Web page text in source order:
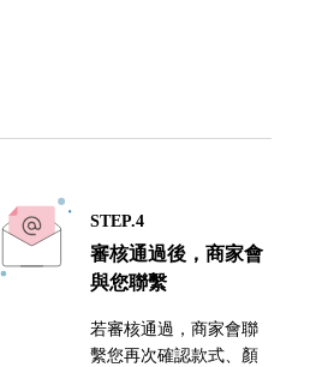
STEP.4
審核通過後，商家會
與您聯繫
若審核通過，商家會聯
繫您再次確認款式、顏